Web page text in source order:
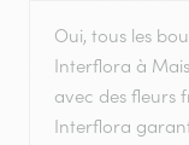
Oui, tous les
Interflora à
avec des fleurs
Interflora